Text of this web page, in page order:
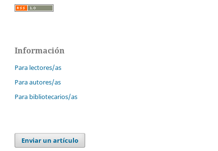
Información
Para lectores/as
Para autores/as
Para bibliotecarios/as
Enviar un artículo